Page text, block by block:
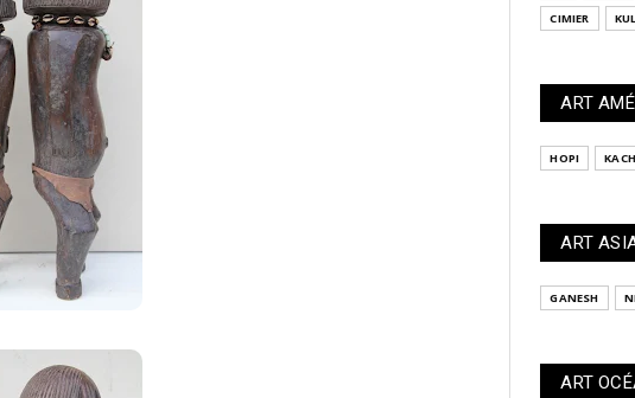
CIMIER
ART
HOPI
ART
GANESH
ART